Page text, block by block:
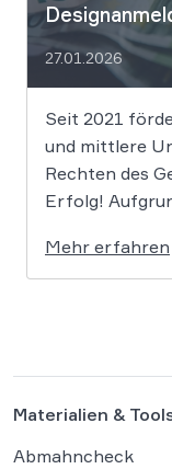
27.01.2026
Seit 2021
und mittlere
Rechten des
Erfolg!
Business“
den letzten
Mehr erfahren
Materialien &
Abmahncheck